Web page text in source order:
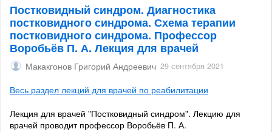
Постковидный синдром. Диагностика
постковидного синдрома. Схема терапии
постковидного синдрома. Профессор
Воробьёв П. А. Лекция для врачей
Макакгонов Григорий Андреевич 29 сентября 2021
Весь раздел лекций для врачей по реабилитации
Лекция для врачей "Постковидный синдром". Лекцию для
врачей проводит профессор Воробьёв П. А.